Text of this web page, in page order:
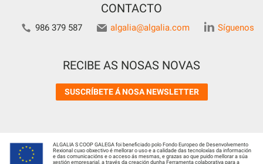
CONTACTO
986 379 587 algalia@algalia.com Síguenos
RECIBE AS NOSAS NOVAS
SUSCRÍBETE Á NOSA NEWSLETTER
ALGALIA S COOP GALEGA foi beneficiado polo Fondo Europeo de Desenvolvemento
Rexional cuxo obxectivo é mellorar o uso e a calidade das tecnoloxías da información
e das comunicacións e o acceso ás mesmas, e grazas ao que puido mellorar a súa
xestión empresarial, a través da creación dunha Ferramenta colaborativa para a